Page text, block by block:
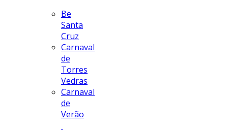
Be
Santa
Cruz
Carnaval
de
Torres
Vedras
Carnaval
de
Verão